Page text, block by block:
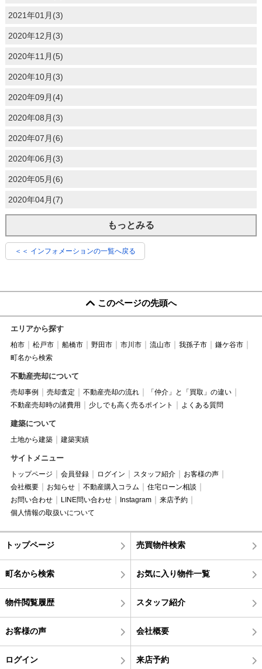
2021年01月(3)
2020年12月(3)
2020年11月(5)
2020年10月(3)
2020年09月(4)
2020年08月(3)
2020年07月(6)
2020年06月(3)
2020年05月(6)
2020年04月(7)
もっとみる
＜＜ インフォメーションの一覧へ戻る
このページの先頭へ
エリアから探す
柏市 松戸市 船橋市 野田市 市川市 流山市 我孫子市
鎌ケ谷市
町名から検索
不動産売却について
売却事例 売却査定 不動産売却の流れ
「仲介」と「買取」の違い
不動産売却時の諸費用
少しでも高く売るポイント よくある質問
建築について
土地から建築 建築実績
サイトメニュー
トップページ 会員登録 ログイン スタッフ紹介
お客様の声
会社概要
お知らせ 不動産購入コラム
住宅ローン相談
お問い合わせ
LINE問い合わせ Instagram
来店予約
個人情報の取扱いについて
トップページ 売買物件検索
町名から検索 お気に入り物件一覧
物件閲覧履歴 スタッフ紹介
お客様の声 会社概要
ログイン 来店予約